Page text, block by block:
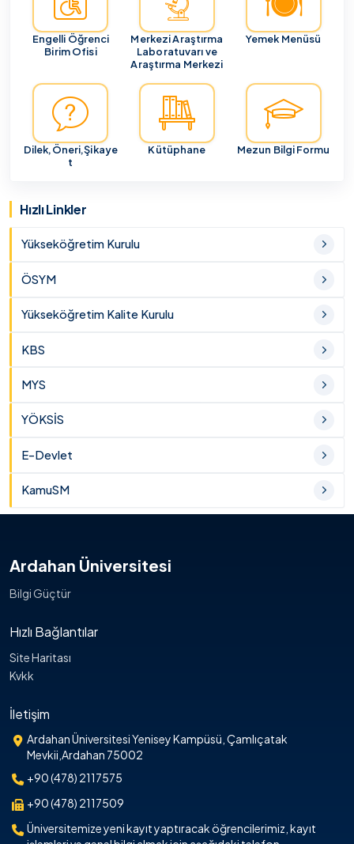
Engelli Öğrenci
Birim Ofisi
Merkezi Araştırma
Laboratuvarı ve
Araştırma Merkezi
Yemek Menüsü
Dilek,Öneri,Şikaye
t
Kütüphane Mezun Bilgi Formu
Hızlı Linkler
Yükseköğretim Kurulu
ÖSYM
Yükseköğretim Kalite Kurulu
KBS
MYS
YÖKSİS
E-Devlet
KamuSM
Ardahan Üniversitesi
Bilgi Güçtür
Hızlı Bağlantılar
Site Haritası
Kvkk
İletişim
Ardahan Üniversitesi Yenisey Kampüsü, Çamlıçatak
Mevkii,Ardahan 75002
+90 (478) 2117575
+90 (478) 2117509
Üniversitemize yeni kayıt yaptıracak öğrencilerimiz, kayıt